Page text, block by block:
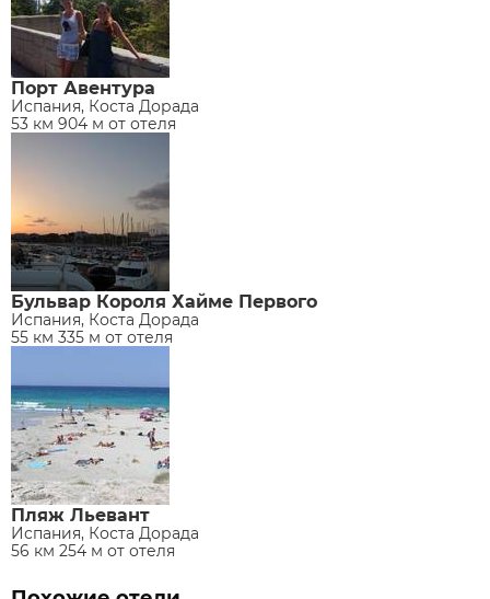
Порт Авентура
Испания, Коста Дорада
53 км 904 м от отеля
Бульвар Короля Хайме Первого
Испания, Коста Дорада
55 км 335 м от отеля
Пляж Льевант
Испания, Коста Дорада
56 км 254 м от отеля